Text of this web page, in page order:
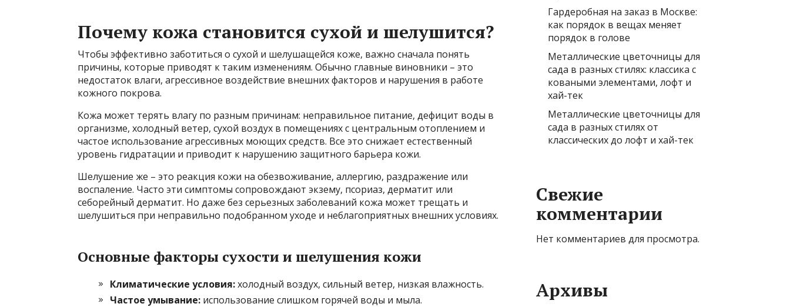
Почему кожа становится сухой и шелушится?
Чтобы эффективно заботиться о сухой и шелушащейся коже, важно сначала понять
причины, которые приводят к таким изменениям. Обычно главные виновники – это
недостаток влаги, агрессивное воздействие внешних факторов и нарушения в работе
кожного покрова.
Кожа может терять влагу по разным причинам: неправильное питание, дефицит воды в
организме, холодный ветер, сухой воздух в помещениях с центральным отоплением и
частое использование агрессивных моющих средств. Все это снижает естественный
уровень гидратации и приводит к нарушению защитного барьера кожи.
Шелушение же – это реакция кожи на обезвоживание, аллергию, раздражение или
воспаление. Часто эти симптомы сопровождают экзему, псориаз, дерматит или
себорейный дерматит. Но даже без серьезных заболеваний кожа может трещать и
шелушиться при неправильно подобранном уходе и неблагоприятных внешних условиях.
Основные факторы сухости и шелушения кожи
Климатические условия:холодный воздух, сильный ветер, низкая влажность.
Частое умывание: использование слишком горячей воды и мыла.
Гардеробная на заказ в Москве:
как порядок в вещах меняет
порядок в голове
Металлические цветочницы для
сада в разных стилях: классика с
коваными элементами, лофт и
хай-тек
Металлические цветочницы для
сада в разных стилях от
классических до лофт и хай-тек
Свежие
комментарии
Нет комментариев для просмотра.
Архивы